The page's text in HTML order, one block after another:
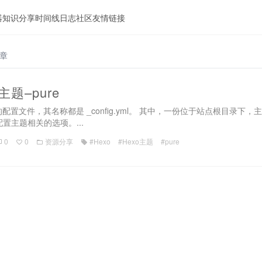
知识分享时间线日志社区友情链接
题–pure
置文件，其名称都是 _config.yml。 其中，一份位于站点根目录下，
主题相关的选项。...
0 0 资源分享 #Hexo #Hexo主题 #pure